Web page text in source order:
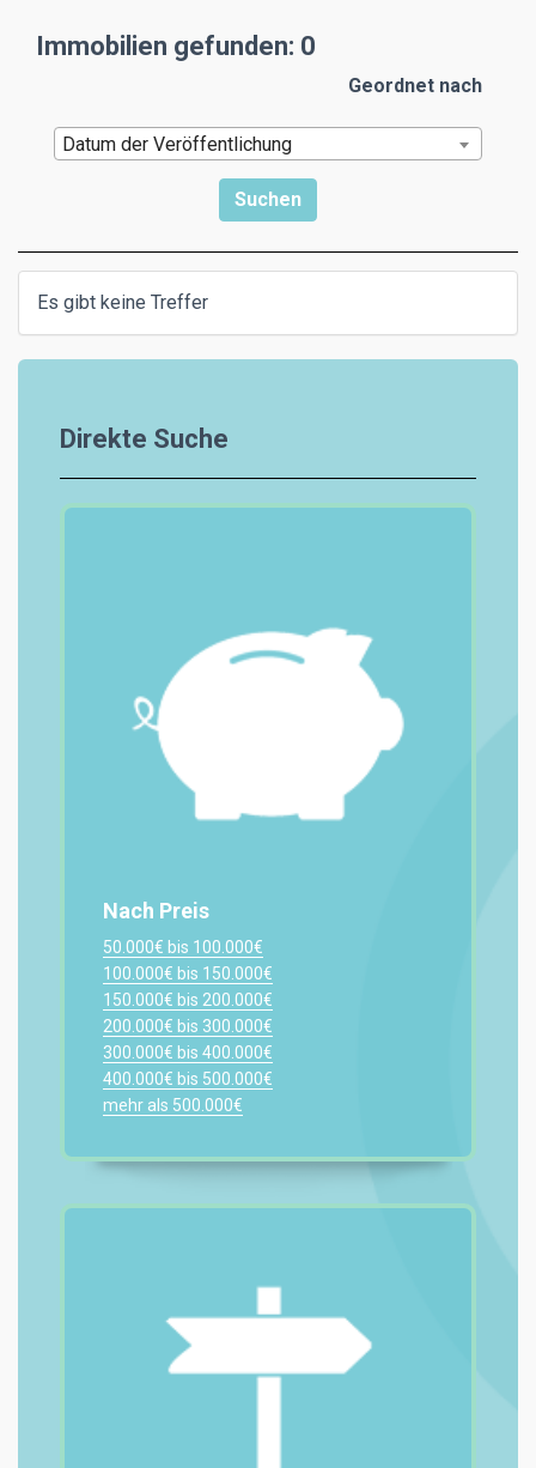
Immobilien gefunden: 0
Geordnet nach
Datum der Veröffentlichung
Es gibt keine Treffer
Direkte Suche
Nach Preis
50.000€ bis 100.000€
100.000€ bis 150.000€
150.000€ bis 200.000€
200.000€ bis 300.000€
300.000€ bis 400.000€
400.000€ bis 500.000€
mehr als 500.000€